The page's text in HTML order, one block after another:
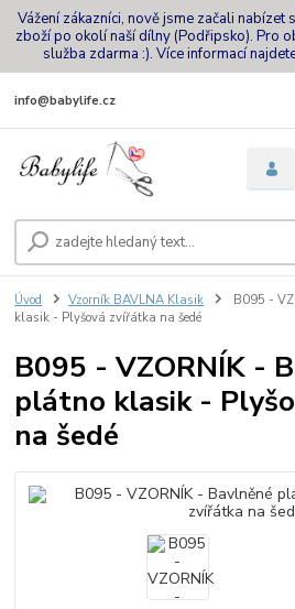
Vážení zákazníci, nově jsme začali
zboží po okolí naší dílny (Podřipsko). Pro
služba zdarma :). Více informací
info@babylife.cz
Úvod Vzorník BAVLNA Klasik
B095 -
klasik - Plyšová zvířátka na šedé
B095 - VZORNÍK -
plátno klasik -
na šedé